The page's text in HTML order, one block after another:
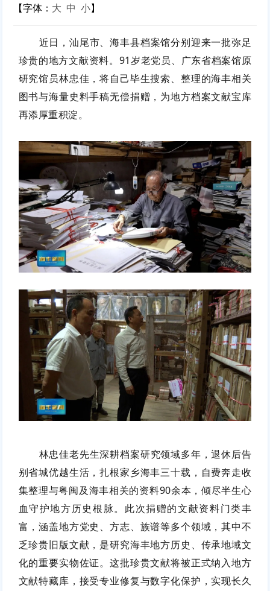
【字体： 大 中 小】
近日，汕尾市、海丰县档案馆分别迎来一批弥足
珍贵的地方文献资料。91岁老党员、广东省档案馆原
研究馆员林忠佳，将自己毕生搜索、整理的海丰相关
图书与海量史料手稿无偿捐赠，为地方档案文献宝库
再添厚重积淀。
林忠佳老先生深耕档案研究领域多年，退休后告
别省城优越生活，扎根家乡海丰三十载，自费奔走收
集整理与粤闽及海丰相关的资料90余本，倾尽半生心
血守护地方历史根脉。此次捐赠的文献资料门类丰
富，涵盖地方党史、方志、族谱等多个领域，其中不
乏珍贵旧版文献，是研究海丰地方历史、传承地域文
化的重要实物佐证。这批珍贵文献将被正式纳入地方
文献特藏库，接受专业修复与数字化保护，实现长久